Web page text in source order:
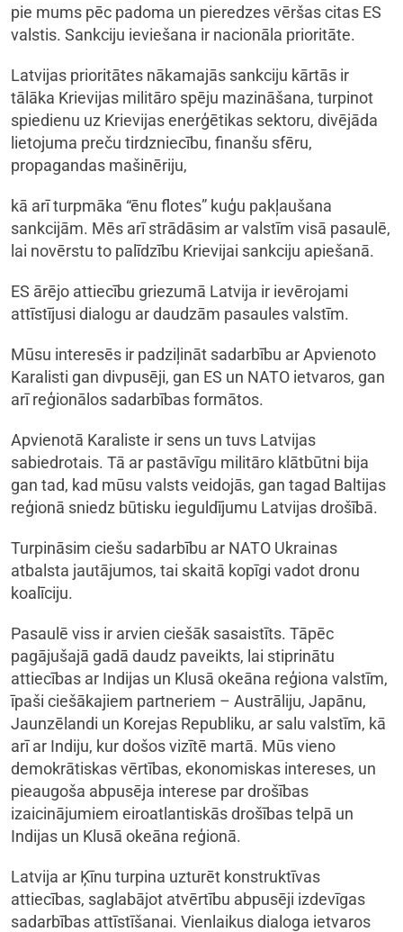
pie mums pēc padoma un pieredzes vēršas citas ES
valstis. Sankciju ieviešana ir nacionāla prioritāte.
Latvijas prioritātes nākamajās sankciju kārtās ir
tālāka Krievijas militāro spēju mazināšana, turpinot
spiedienu uz Krievijas enerģētikas sektoru, divējāda
lietojuma preču tirdzniecību, finanšu sfēru,
propagandas mašinēriju,
kā arī turpmāka “ēnu flotes” kuģu pakļaušana
sankcijām. Mēs arī strādāsim ar valstīm visā pasaulē,
lai novērstu to palīdzību Krievijai sankciju apiešanā.
ES ārējo attiecību griezumā Latvija ir ievērojami
attīstījusi dialogu ar daudzām pasaules valstīm.
Mūsu interesēs ir padziļināt sadarbību ar Apvienoto
Karalisti gan divpusēji, gan ES un NATO ietvaros, gan
arī reģionālos sadarbības formātos.
Apvienotā Karaliste ir sens un tuvs Latvijas
sabiedrotais. Tā ar pastāvīgu militāro klātbūtni bija
gan tad, kad mūsu valsts veidojās, gan tagad Baltijas
reģionā sniedz būtisku ieguldījumu Latvijas drošībā.
Turpināsim ciešu sadarbību ar NATO Ukrainas
atbalsta jautājumos, tai skaitā kopīgi vadot dronu
koalīciju.
Pasaulē viss ir arvien ciešāk sasaistīts. Tāpēc
pagājušajā gadā daudz paveikts, lai stiprinātu
attiecības ar Indijas un Klusā okeāna reģiona valstīm,
īpaši ciešākajiem partneriem – Austrāliju, Japānu,
Jaunzēlandi un Korejas Republiku, ar salu valstīm, kā
arī ar Indiju, kur došos vizītē martā. Mūs vieno
demokrātiskas vērtības, ekonomiskas intereses, un
pieaugoša abpusēja interese par drošības
izaicinājumiem eiroatlantiskās drošības telpā un
Indijas un Klusā okeāna reģionā.
Latvija ar Ķīnu turpina uzturēt konstruktīvas
attiecības, saglabājot atvērtību abpusēji izdevīgas
sadarbības attīstīšanai. Vienlaikus dialoga ietvaros